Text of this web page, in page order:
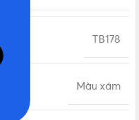
TB178
Màu xám